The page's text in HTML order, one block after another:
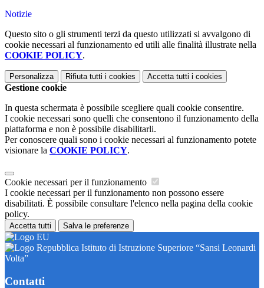
Notizie
Questo sito o gli strumenti terzi da questo utilizzati si avvalgono di
cookie necessari al funzionamento ed utili alle finalità illustrate nella
COOKIE POLICY.
Personalizza Rifiuta tutti i cookies Accetta tutti i cookies
Gestione cookie
In questa schermata è possibile scegliere quali cookie consentire.
I cookie necessari sono quelli che consentono il funzionamento della
piattaforma e non è possibile disabilitarli.
Per conoscere quali sono i cookie necessari al funzionamento potete
visionare la COOKIE POLICY.
Cookie necessari per il funzionamento
I cookie necessari per il funzionamento non possono essere
disabilitati. È possibile consultare l'elenco nella pagina della cookie
policy.
Accetta tutti Salva le preferenze
Istituto di Istruzione Superiore “Sansi Leonardi
Volta”
Contatti